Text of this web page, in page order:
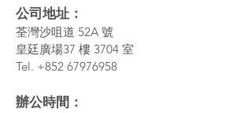
公司地址：
荃灣沙咀道 52A 號
皇廷廣場37 樓 3704 室
Tel. +852 67976958
辦公時間：